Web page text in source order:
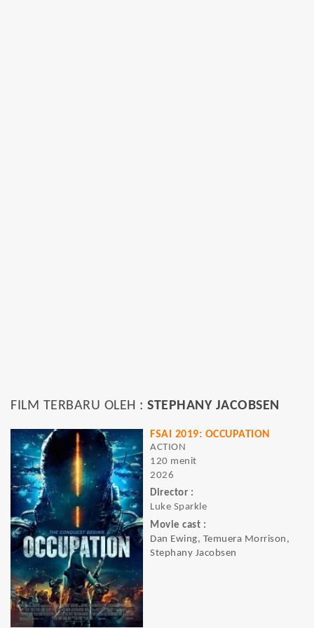
FILM TERBARU OLEH : STEPHANY JACOBSEN
FSAI 2019: OCCUPATION
ACTION
120 menit
2026
Director :
Luke Sparkle
Movie cast :
Dan Ewing, Temuera Morrison,
Stephany Jacobsen